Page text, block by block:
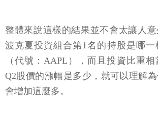
整體來說這樣的結果並不會太讓人意
波克夏投資組合第1名的持股是哪一
（代號：AAPL），而且投資比重
Q2股價的漲幅是多少，就可以理解
會增加這麼多。